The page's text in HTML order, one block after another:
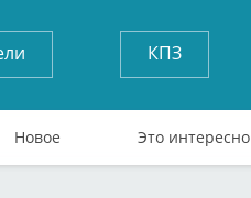
КПЗ
Новое Это интересно